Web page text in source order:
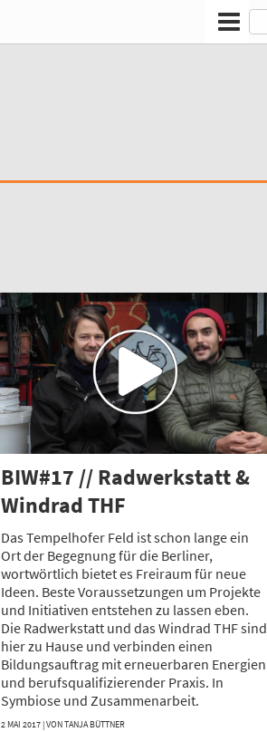
BIW#17 // Radwerkstatt &
Windrad THF
Das Tempelhofer Feld ist schon lange ein
Ort der Begegnung für die Berliner,
wortwörtlich bietet es Freiraum für neue
Ideen. Beste Voraussetzungen um Projekte
und Initiativen entstehen zu lassen eben.
Die Radwerkstatt und das Windrad THF sind
hier zu Hause und verbinden einen
Bildungsauftrag mit erneuerbaren Energien
und berufsqualifizierender Praxis. In
Symbiose und Zusammenarbeit.
2 MAI 2017 | VONTANJA BÜTTNER